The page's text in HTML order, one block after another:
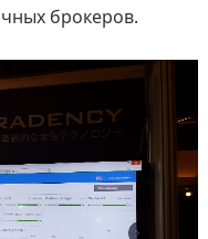
брокеров.